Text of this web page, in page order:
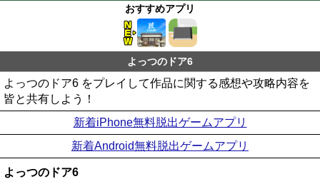
おすすめアプリ
よっつのドア6
よっつのドア6 をプレイして作品に関する感想や攻略内容を
皆と共有しよう！
新着iPhone無料脱出ゲームアプリ
新着Android無料脱出ゲームアプリ
よっつのドア6